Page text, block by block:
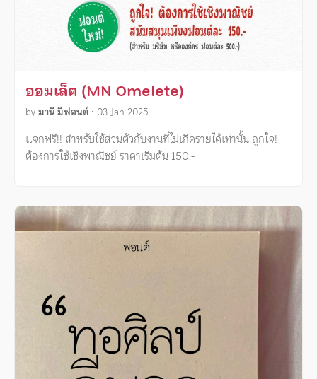
ออมเล็ต (MN Omelete)
byมานี มีฟอนต์ • 03 Jan 2025
แจกฟรี!! สำหรับใช้ส่วนตัวกับงานที่ไม่เกิดรายได้เท่านั้น ถูกใจ!
ต้องการใช้เชิงพาณิชย์ ราคาเริ่มต้น 150.-